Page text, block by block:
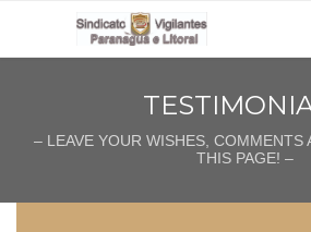
– LEAVE YOUR WISHES, COMMENTS
THIS PAGE! –